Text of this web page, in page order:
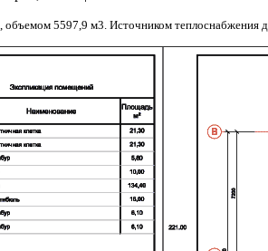
5597,9 м3. Источником